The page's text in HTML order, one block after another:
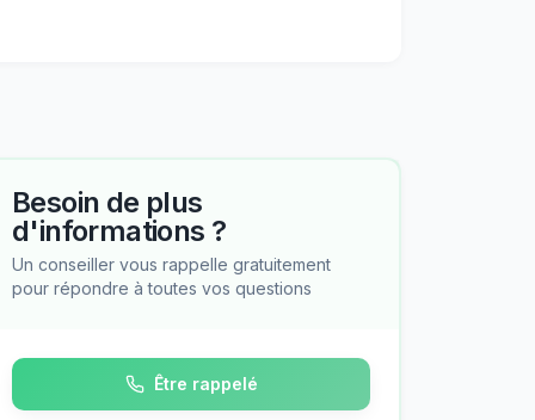
Besoin de plus
d'informations ?
Un conseiller vous rappelle gratuitement
pour répondre à toutes vos questions
Être rappelé